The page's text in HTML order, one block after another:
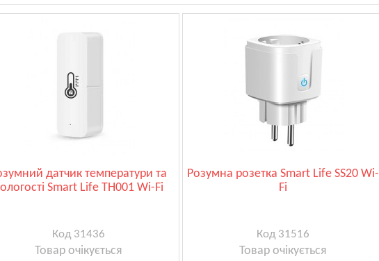
датчик температури та
Smart Life TH001 Wi-Fi
Код 31436
Товар очікується
Розумна розетка Smart Life SS20 Wi-
Fi
Код 31516
Товар очікується